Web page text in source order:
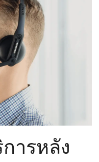
ารหลัง